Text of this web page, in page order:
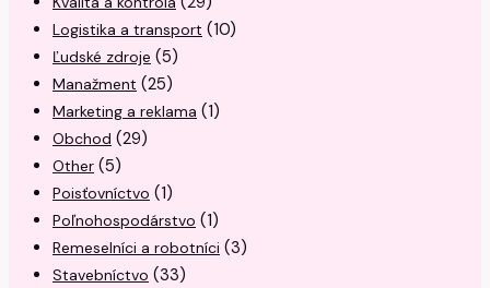
Logistika a transport (10)
Ľudské zdroje (5)
Manažment (25)
Marketing a reklama (1)
Obchod (29)
Other (5)
Poisťovníctvo (1)
Poľnohospodárstvo (1)
Remeselníci a robotníci (3)
Stavebníctvo (33)